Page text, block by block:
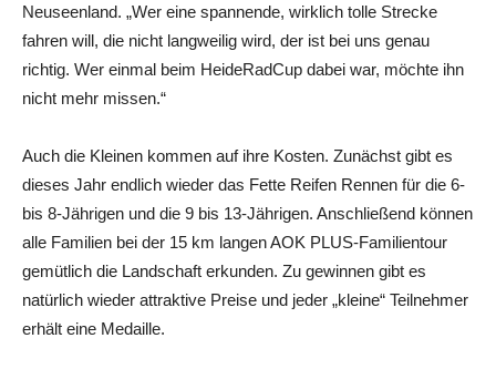
Neuseenland. „Wer eine spannende, wirklich tolle Strecke
fahren will, die nicht langweilig wird, der ist bei uns genau
richtig. Wer einmal beim HeideRadCup dabei war, möchte ihn
nicht mehr missen.“
Auch die Kleinen kommen auf ihre Kosten. Zunächst gibt es
dieses Jahr endlich wieder das Fette Reifen Rennen für die 6-
bis 8-Jährigen und die 9 bis 13-Jährigen. Anschließend können
alle Familien bei der 15 km langen AOK PLUS-Familientour
gemütlich die Landschaft erkunden. Zu gewinnen gibt es
natürlich wieder attraktive Preise und jeder „kleine“ Teilnehmer
erhält eine Medaille.